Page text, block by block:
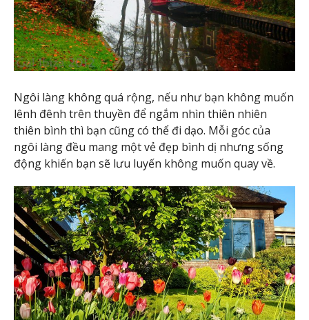
Ngôi làng không quá rộng, nếu như bạn không muốn
lênh đênh trên thuyền để ngắm nhìn thiên nhiên
thiên bình thì bạn cũng có thể đi dạo. Mỗi góc của
ngôi làng đều mang một vẻ đẹp bình dị nhưng sống
động khiến bạn sẽ lưu luyến không muốn quay về.